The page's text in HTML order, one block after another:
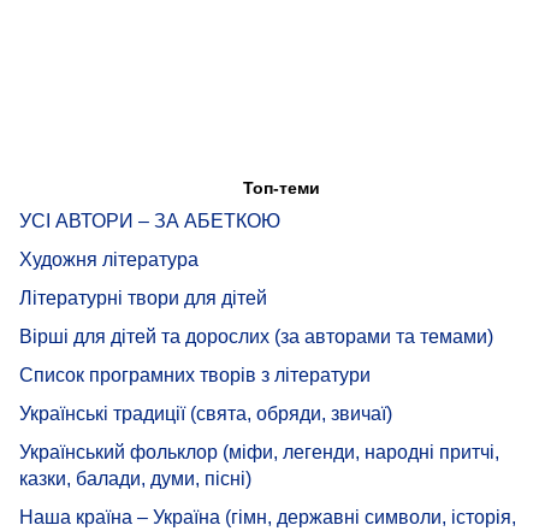
Топ-теми
УСІ АВТОРИ – ЗА АБЕТКОЮ
Художня література
Літературні твори для дітей
Вірші для дітей та дорослих (за авторами та темами)
Список програмних творів з літератури
Українські традиції (свята, обряди, звичаї)
Український фольклор (міфи, легенди, народні притчі,
казки, балади, думи, пісні)
Наша країна – Україна (гімн, державні символи, історія,